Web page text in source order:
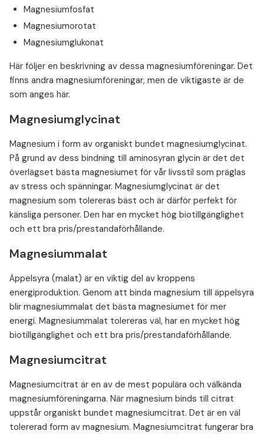
Magnesiumfosfat
Magnesiumorotat
Magnesiumglukonat
Här följer en beskrivning av dessa magnesiumföreningar. Det
finns andra magnesiumföreningar, men de viktigaste är de
som anges här.
Magnesiumglycinat
Magnesium i form av organiskt bundet magnesiumglycinat.
På grund av dess bindning till aminosyran glycin är det det
överlägset bästa magnesiumet för vår livsstil som präglas
av stress och spänningar. Magnesiumglycinat är det
magnesium som tolereras bäst och är därför perfekt för
känsliga personer. Den har en mycket hög biotillgänglighet
och ett bra pris/prestandaförhållande.
Magnesiummalat
Äppelsyra (malat) är en viktig del av kroppens
energiproduktion. Genom att binda magnesium till äppelsyra
blir magnesiummalat det bästa magnesiumet för mer
energi. Magnesiummalat tolereras väl, har en mycket hög
biotillgänglighet och ett bra pris/prestandaförhållande.
Magnesiumcitrat
Magnesiumcitrat är en av de mest populära och välkända
magnesiumföreningarna. När magnesium binds till citrat
uppstår organiskt bundet magnesiumcitrat. Det är en väl
tolererad form av magnesium. Magnesiumcitrat fungerar bra